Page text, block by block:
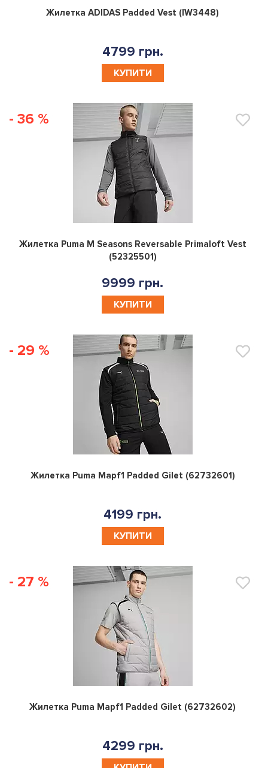
0
Жилетка ADIDAS Padded Vest (IW3448)
4799 грн.
КУПИТИ
- 36 %
0
Жилетка Puma M Seasons Reversable Primaloft Vest
(52325501)
9999 грн.
КУПИТИ
- 29 %
0
Жилетка Puma Mapf1 Padded Gilet (62732601)
4199 грн.
КУПИТИ
- 27 %
0
Жилетка Puma Mapf1 Padded Gilet (62732602)
4299 грн.